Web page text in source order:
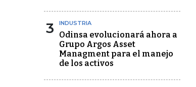
3 INDUSTRIA
Odinsa evolucionará ahora a
Grupo Argos Asset
Managment para el manejo
de los activos